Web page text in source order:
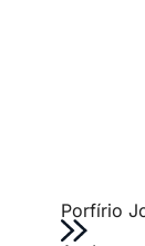
Porfírio